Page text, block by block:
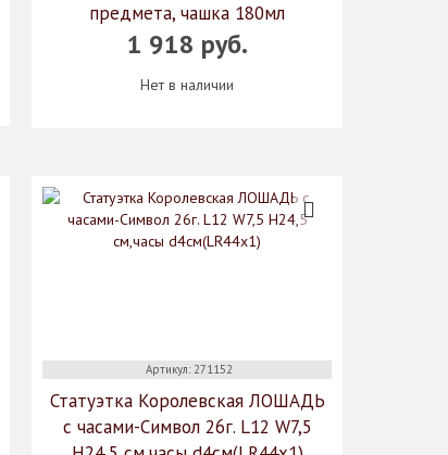
предмета, чашка 180мл
1 918 руб.
Нет в наличии
Артикул: 271152
Статуэтка Королевская ЛОШАДЬ
с часами-Символ 26г. L12 W7,5